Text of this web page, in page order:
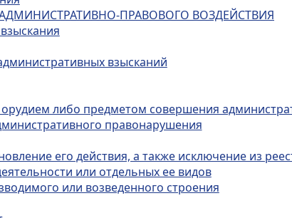
ПРАВОВОГО ВОЗДЕЙСТВИЯ
взысканий
либо предметом совершения
правонарушения
его действия, а также исключение из
или отдельных ее видов
или возведенного строения